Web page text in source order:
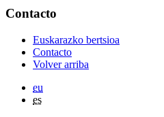
Contacto
Euskarazko bertsioa
Contacto
Volver arriba
eu
es